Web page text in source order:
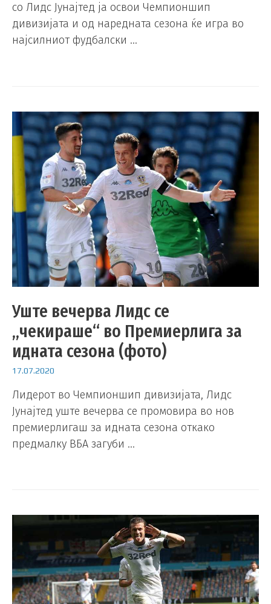
со Лидс Јунајтед ја освои Чемпионшип
дивизијата и од наредната сезона ќе игра во
најсилниот фудбалски …
Уште вечерва Лидс се
„чекираше“ во Премиерлига за
идната сезона (фото)
17.07.2020
Лидерот во Чемпионшип дивизијата, Лидс
Јунајтед уште вечерва се промовира во нов
премиерлигаш за идната сезона откако
предмалку ВБА загуби …